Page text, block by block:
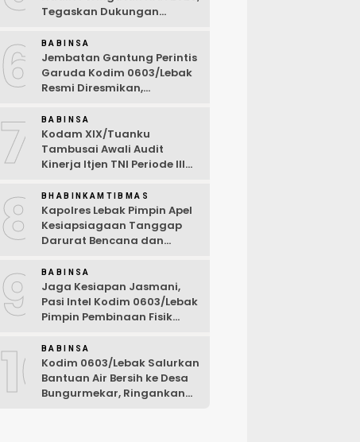
Tegaskan Dukungan
Ramah Anak
6 BABINSA
Jembatan Gantung Perintis
Garuda Kodim 0603/Lebak
Resmi Diresmikan,
Desa Wanasalam
7 BABINSA
Kodam XIX/Tuanku
Tambusai Awali Audit
Kinerja Itjen TNI Periode III
8 BHABINKAMTIBMAS
Kapolres Lebak Pimpin Apel
Kesiapsiagaan Tanggap
Darurat Bencana dan
9 BABINSA
Jaga Kesiapan Jasmani,
Pasi Intel Kodim 0603/Lebak
Pimpin Pembinaan Fisik
10BABINSA
Kodim 0603/Lebak Salurkan
Bantuan Air Bersih ke Desa
Bungurmekar, Ringankan